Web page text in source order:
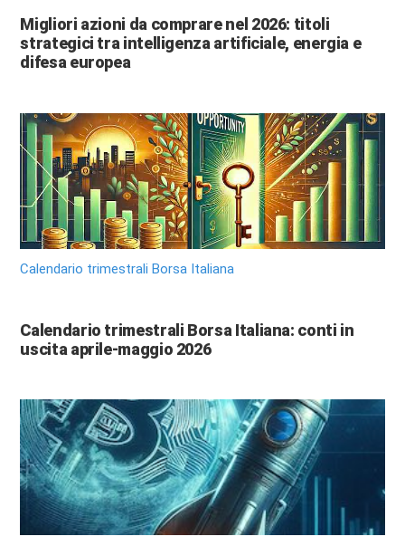
Migliori azioni da comprare nel 2026: titoli
strategici tra intelligenza artificiale, energia e
difesa europea
Calendario trimestrali Borsa Italiana
Calendario trimestrali Borsa Italiana: conti in
uscita aprile-maggio 2026